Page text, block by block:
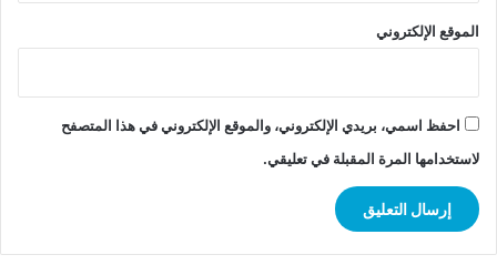
الموقع الإلكتروني
احفظ اسمي، بريدي الإلكتروني، والموقع الإلكتروني في هذا المتصفح
لاستخدامها المرة المقبلة في تعليقي.